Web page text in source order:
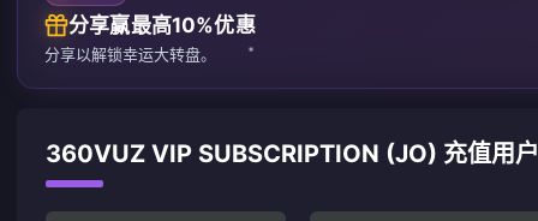
分享赢最高10%优惠
分享以解锁幸运大转盘。
360VUZ VIP SUBSCRIPTION (JO) 充值用